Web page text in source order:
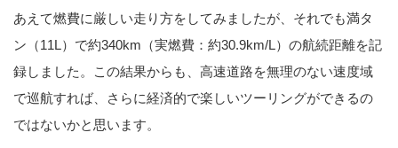
あえて燃費に厳しい走り方をしてみましたが、それでも満タ
ン（11L）で約340km（実燃費：約30.9km/L）の航続距離を記
録しました。この結果からも、高速道路を無理のない速度域
で巡航すれば、さらに経済的で楽しいツーリングができるの
ではないかと思います。